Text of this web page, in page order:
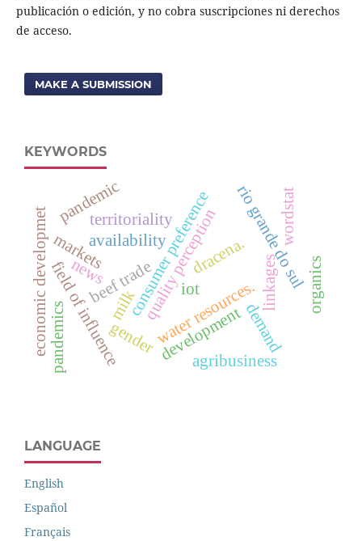
publicación o edición, y no cobra suscripciones ni derechos
de acceso.
MAKE A SUBMISSION
KEYWORDS
consumer preference
quality perception
beef trade
dracena.
demand
availability
water resources.
iot linkages
field of influence
rio grande do sul
territoriality
genderdevelopment
milk
pandemic
agribusiness
economic developmet wordstat
pandemics
news
markets
organics
LANGUAGE
English
Español
Français